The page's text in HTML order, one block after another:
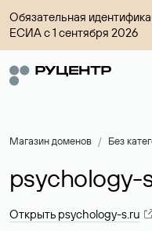
Обязательная
ЕСИА с 1 сентября 2026
Магазин доменов Без
psychology-
Открыть psychology-s.ru